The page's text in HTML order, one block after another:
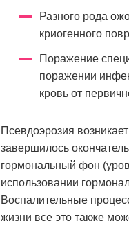
Разного рода
криогенного
Поражение
поражении
кровь от
Псевдоэрозия
завершилось
гормональный фон
использовании
Воспалительные
жизни все это также